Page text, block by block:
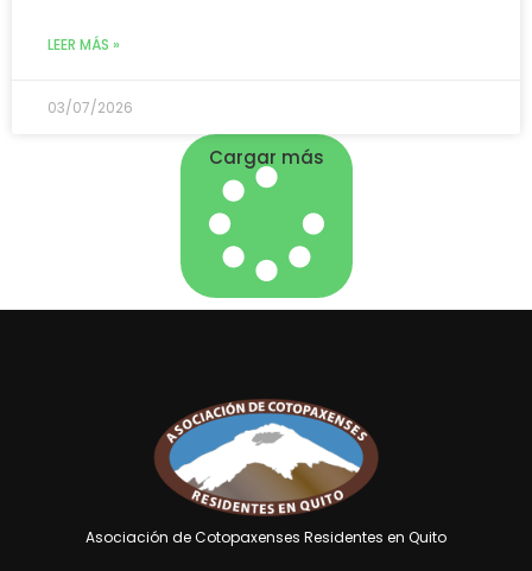
LEER MÁS »
03/07/2026
Cargar más
Asociación de Cotopaxenses Residentes en Quito